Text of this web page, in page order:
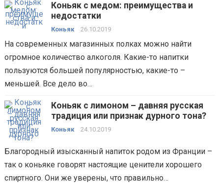
Коньяк с медом: преимущества и
недостатки
Коньяк 26.10.2019
На современных магазинных полках можно найти
огромное количество алкоголя. Какие-то напитки
пользуются большей популярностью, какие-то –
меньшей. Все дело во…
Коньяк с лимоном – давняя русская
традиция или признак дурного тона?
Коньяк 24.10.2019
Благородный изысканный напиток родом из Франции –
так о коньяке говорят настоящие ценители хорошего
спиртного. Они же уверены, что правильно…